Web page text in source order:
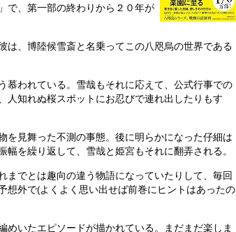
」で、第一部の終わりから２０年が
、博陸候雪斎と名乗ってこの八咫烏の世界である
われている。雪哉もそれに応えて、公式行事での
知れぬ桜スポットにお忍びで連れ出したりもす
見舞った不測の事態。後に明らかになった仔細は
を繰り返して、雪哉と姫宮もそれに翻弄される。
でとは趣向の違う物語になっていたりして、毎回
想外で(よくよく思い出せば前巻にヒントはあったの
いたエピソードが描かれている。まだまだ楽しま